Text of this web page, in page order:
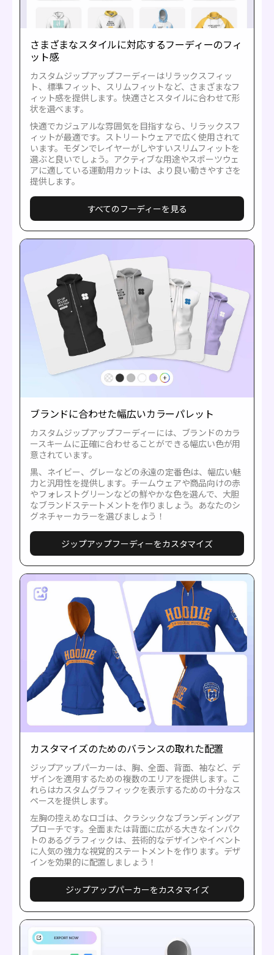
さまざまなスタイルに対応するフーディーのフィ
ット感
カスタムジップアップフーディーはリラックスフィッ
ト、標準フィット、スリムフィットなど、さまざまなフ
ィット感を提供します。快適さとスタイルに合わせて形
状を選べます。
快適でカジュアルな雰囲気を目指すなら、リラックスフ
ィットが最適です。ストリートウェアで広く使用されて
います。モダンでレイヤーがしやすいスリムフィットを
選ぶと良いでしょう。アクティブな用途やスポーツウェ
アに適している運動用カットは、より良い動きやすさを
提供します。
すべてのフーディーを見る
ブランドに合わせた幅広いカラーパレット
カスタムジップアップフーディーには、ブランドのカラ
ースキームに正確に合わせることができる幅広い色が用
意されています。
黒、ネイビー、グレーなどの永遠の定番色は、幅広い魅
力と汎用性を提供します。チームウェアや商品向けの赤
やフォレストグリーンなどの鮮やかな色を選んで、大胆
なブランドステートメントを作りましょう。あなたのシ
グネチャーカラーを選びましょう！
ジップアップフーディーをカスタマイズ
カスタマイズのためのバランスの取れた配置
ジップアップパーカーは、胸、全面、背面、袖など、デ
ザインを適用するための複数のエリアを提供します。こ
れらはカスタムグラフィックを表示するための十分なス
ペースを提供します。
左胸の控えめなロゴは、クラシックなブランディングア
プローチです。全面または背面に広がる大きなインパク
トのあるグラフィックは、芸術的なデザインやイベント
に人気の強力な視覚的ステートメントを作ります。デザ
インを効果的に配置しましょう！
ジップアップパーカーをカスタマイズ